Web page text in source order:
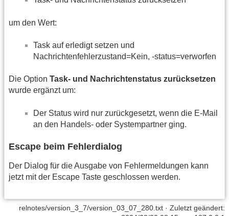
um den Wert:
Task auf erledigt setzen und
Nachrichtenfehlerzustand=Kein, -status=verworfen
Die Option Task- und Nachrichtenstatus zurücksetzen
wurde ergänzt um:
Der Status wird nur zurückgesetzt, wenn die E-Mail
an den Handels- oder Systempartner ging.
Escape beim Fehlerdialog
Der Dialog für die Ausgabe von Fehlermeldungen kann
jetzt mit der Escape Taste geschlossen werden.
relnotes/version_3_7/version_03_07_280.txt · Zuletzt geändert: